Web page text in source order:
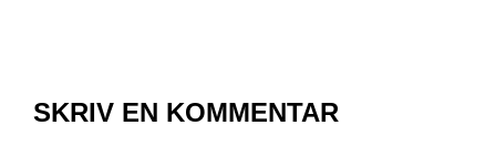
SKRIV EN KOMMENTAR